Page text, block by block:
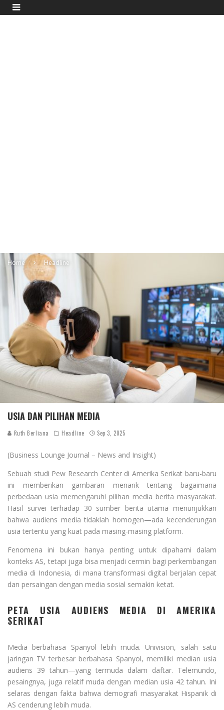
Home Headline
USIA DAN PILIHAN MEDIA
Ruth Berliana Headline Sep 3, 2025
(Business Lounge Journal – News and Insight)
Sebuah studi Pew Research Center di Amerika Serikat baru-baru
ini memberikan gambaran menarik tentang bagaimana
perbedaan usia memengaruhi pilihan media berita masyarakat.
Hasil survei terhadap 30 sumber berita utama menunjukkan
bahwa audiens media tidaklah homogen—ada kecenderungan
usia tertentu yang kuat pada masing-masing platform.
Fenomena ini bukan hanya penting untuk dipahami dalam
konteks AS, tetapi juga bisa menjadi cermin bagi perkembangan
media di Indonesia, di mana transformasi digital berjalan cepat
dan persaingan dengan media sosial semakin ketat.
PETA USIA AUDIENS MEDIA DI AMERIKA
SERIKAT
Media berbahasa Spanyol lebih muda. Univision, salah satu
jaringan TV terbesar berbahasa Spanyol, memiliki median usia
audiens 39 tahun—yang termuda dalam daftar. Telemundo,
pesaingnya, juga relatif muda dengan median usia 42 tahun. Ini
selaras dengan fakta bahwa demografi masyarakat Hispanik di
AS cenderung lebih muda.